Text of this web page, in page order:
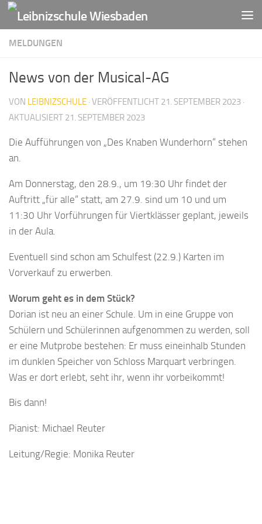
Zum Inhalt springen
MELDUNGEN
News von der Musical-AG
VON LEIBNIZSCHULE · VERÖFFENTLICHT 21. SEPTEMBER 2023 ·
AKTUALISIERT 21. SEPTEMBER 2023
Die Aufführungen von „Des Knaben Wunderhorn“ stehen
an.
Am Donnerstag, den 28.9., um 19:30 Uhr findet der
Auftritt „für alle“ statt, am 27.9. sind um 10 und um
11:30 Uhr Vorführungen für Viertklässer geplant, jeweils
in der Aula.
Eventuell sind schon am Schulfest (22.9.) Karten im
Vorverkauf zu erwerben.
Worum geht es in dem Stück?
Dorian ist neu an einer Schule. Um in eine Gruppe von
Schülern und Schülerinnen aufgenommen zu werden, soll
er eine Mutprobe bestehen: Er muss eineinhalb Stunden
im dunklen Speicher von Schloss Marquart verbringen.
Was er dort erlebt, seht ihr, wenn ihr vorbeikommt!
Bis dann!
Pianist: Michael Reuter
Leitung/Regie: Monika Reuter